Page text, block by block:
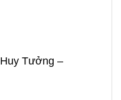
Tưởng –